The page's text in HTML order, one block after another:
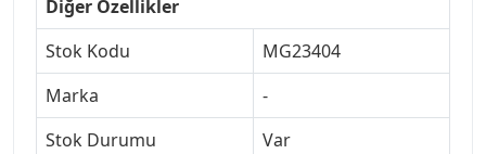
Diğer Özellikler
Stok Kodu
MG23404
Marka
-
Stok Durumu
Var